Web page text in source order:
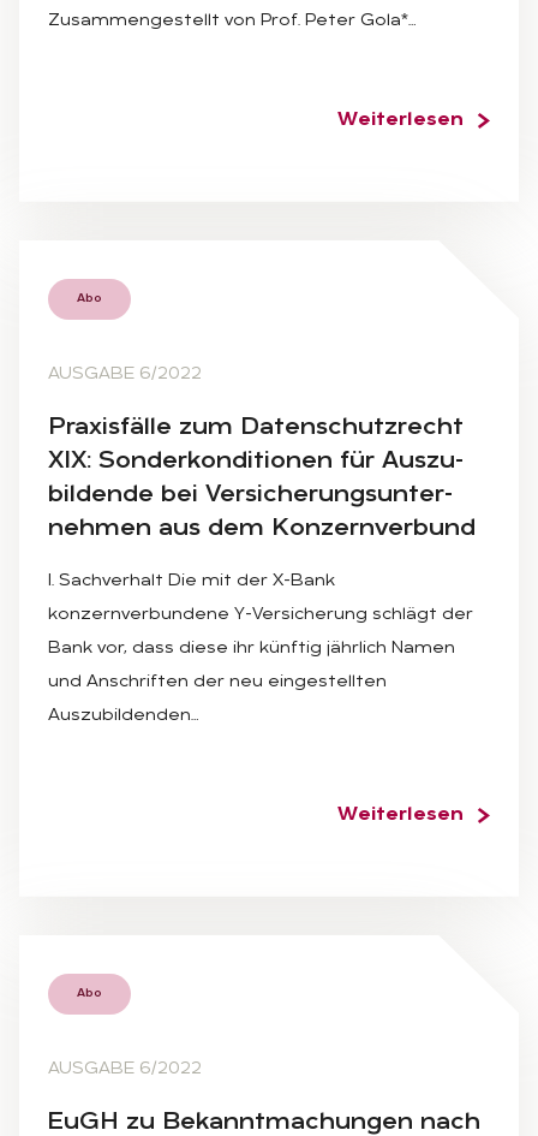
Zusammengestellt von Prof. Peter Gola*…
Weiterlesen
Abo
AUSGABE 6/2022
Pra­xis­fäl­le zum Da­ten­schutz­recht
XIX: Son­der­kon­di­tio­nen für Aus­zu­
bil­den­de bei Ver­si­che­rungs­un­ter­
neh­men aus dem Kon­zern­ver­bund
I. Sachverhalt Die mit der X-Bank
konzernverbundene Y-Versicherung schlägt der
Bank vor, dass diese ihr künftig jährlich Namen
und Anschriften der neu eingestellten
Auszubildenden…
Weiterlesen
Abo
AUSGABE 6/2022
EuGH zu Be­kannt­ma­chun­gen nach